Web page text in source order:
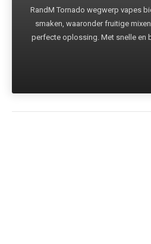
RandM Tornado wegwerp vapes
smaken, waaronder fruitige
perfecte oplossing. Met snelle en